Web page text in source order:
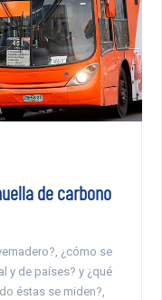
de carbono
¿cómo se
y de países? y ¿qué
éstas se miden?,